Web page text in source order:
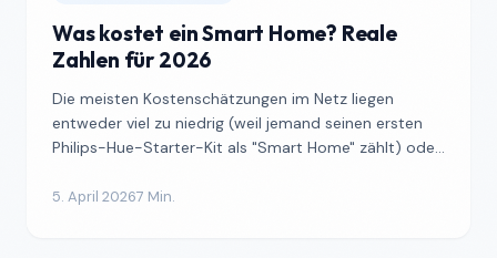
Was kostet ein Smart Home? Reale
Zahlen für 2026
Die meisten Kostenschätzungen im Netz liegen
entweder viel zu niedrig (weil jemand seinen ersten
Philips-Hue-Starter-Kit als "Smart Home" zählt) oder
5. April 20267 Min.